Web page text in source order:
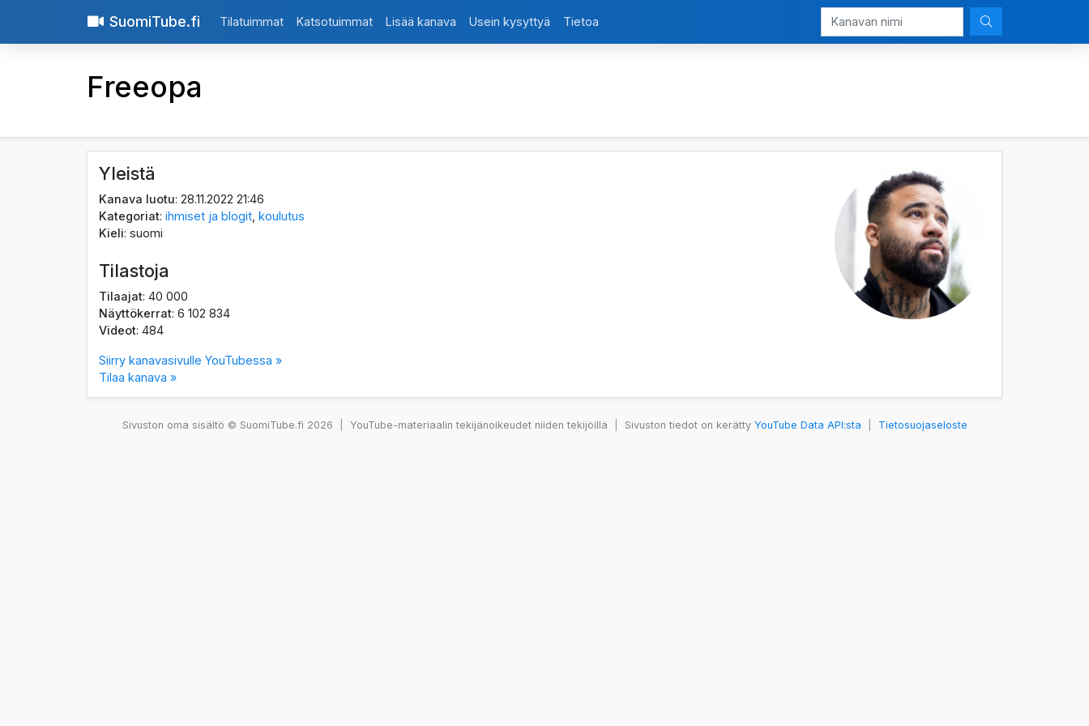
SuomiTube.fi Tilatuimmat Katsotuimmat Lisää kanava Usein kysyttyä Tietoa
Freeopa
Yleistä
Kanava luotu: 28.11.2022 21:46
Kategoriat:ihmiset ja blogit ,koulutus
Kieli: suomi
Tilastoja
Tilaajat: 40 000
Näyttökerrat: 6 102 834
Videot: 484
Siirry kanavasivulle YouTubessa »
Tilaa kanava »
Sivuston oma sisältö © SuomiTube.fi 2026 YouTube-materiaalin tekijänoikeudet niiden tekijöillä Sivuston tiedot on kerätty YouTube Data API:sta Tietosuojaseloste